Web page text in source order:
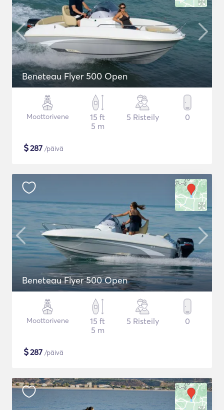
Beneteau Flyer 500 Open
Moottorivene
15 ft
5 m
5 Risteily 0
$287 /päivä
Beneteau Flyer 500 Open
Moottorivene
15 ft
5 m
5 Risteily 0
$287 /päivä